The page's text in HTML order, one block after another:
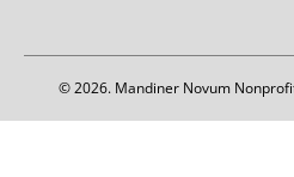
© 2026. Mandiner Novum